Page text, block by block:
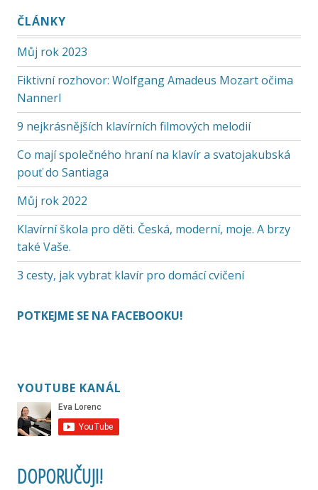
ČLÁNKY
Můj rok 2023
Fiktivní rozhovor: Wolfgang Amadeus Mozart očima
Nannerl
9 nejkrásnějších klavírních filmových melodií
Co mají společného hraní na klavír a svatojakubská
pouť do Santiaga
Můj rok 2022
Klavírní škola pro děti. Česká, moderní, moje. A brzy
také Vaše.
3 cesty, jak vybrat klavír pro domácí cvičení
POTKEJME SE NA FACEBOOKU!
YOUTUBE KANÁL
DOPORUČUJI!